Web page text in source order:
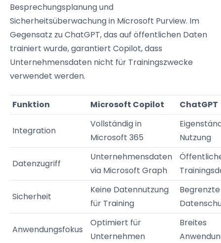
Besprechungsplanung und
Sicherheitsüberwachung in Microsoft Purview. Im
Gegensatz zu ChatGPT, das auf öffentlichen Daten
trainiert wurde, garantiert Copilot, dass
Unternehmensdaten nicht für Trainingszwecke
verwendet werden.
Funktion Microsoft Copilot ChatGPT
Integration
Vollständig in
Microsoft 365
Nutzung
Datenzugriff
Unternehmensdaten
via Microsoft Graph
Sicherheit
Keine Datennutzung
für Training
Begrenzte
Anwendungsfokus
Optimiert für
Unternehmen
Breites